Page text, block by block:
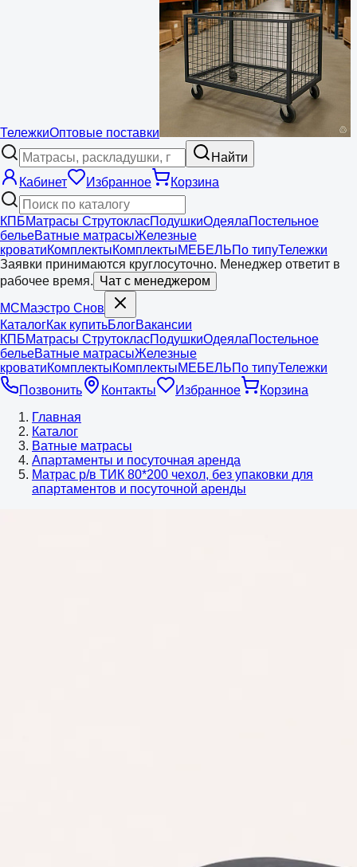
ТележкиОптовые поставки
Найти
Кабинет
Избранное Корзина
КПБМатрасы СтрутокласПодушкиОдеялаПостельное
бельеВатные матрасыЖелезные
кроватиКомплектыКомплектыМЕБЕЛЬПо типуТележки
Заявки принимаются круглосуточно. Менеджер ответит в
рабочее время. Чат с менеджером
МСМаэстро Снов
КаталогКак купитьБлогВакансии
КПБМатрасы СтрутокласПодушкиОдеялаПостельное
бельеВатные матрасыЖелезные
кроватиКомплектыКомплектыМЕБЕЛЬПо типуТележки
Позвонить
Контакты Избранное
Корзина
Главная
Каталог
Ватные матрасы
Апартаменты и посуточная аренда
Матрас р/в ТИК 80*200 чехол, без упаковки для
апартаментов и посуточной аренды